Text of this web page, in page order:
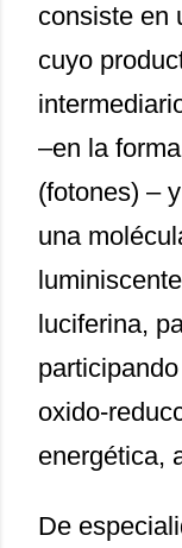
consiste en
cuyo
–en la
(fotones) –
una
luciferina,
oxido-
energética,
De